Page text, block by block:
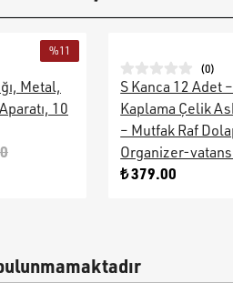
%11
Metal,
10
(0)
S Kanca 12 Adet
Kaplama Çelik
– Mutfak Raf
Organizer-
₺ 379.00